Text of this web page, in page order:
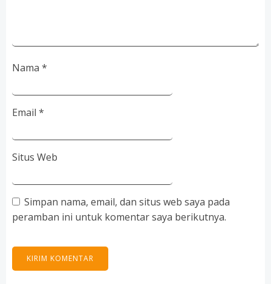
Nama *
Email *
Situs Web
Simpan nama, email, dan situs web saya pada
peramban ini untuk komentar saya berikutnya.